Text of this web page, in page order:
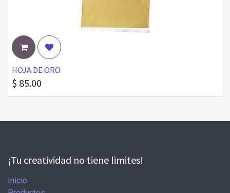
HOJA DE ORO
$ 85.00
¡Tu creatividad no tiene limites!
Inicio